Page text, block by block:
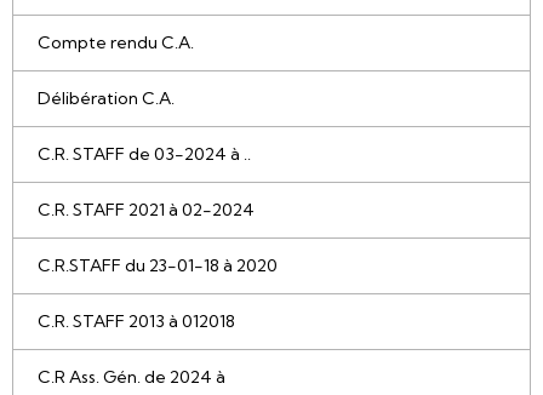
Compte rendu C.A.
Délibération C.A.
C.R. STAFF de 03-2024 à ..
C.R. STAFF 2021 à 02-2024
C.R.STAFF du 23-01-18 à 2020
C.R. STAFF 2013 à 012018
C.R Ass. Gén. de 2024 à